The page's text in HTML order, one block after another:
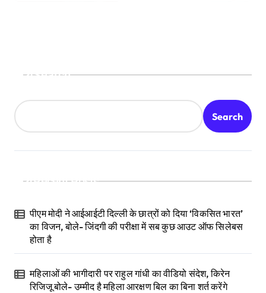
Search
Search
Recent Posts
पीएम मोदी ने आईआईटी दिल्ली के छात्रों को दिया ‘विकसित भारत’
का विजन, बोले- जिंदगी की परीक्षा में सब कुछ आउट ऑफ सिलेबस
होता है
महिलाओं की भागीदारी पर राहुल गांधी का वीडियो संदेश, किरेन
रिजिजू बोले- उम्मीद है महिला आरक्षण बिल का बिना शर्त करेंगे